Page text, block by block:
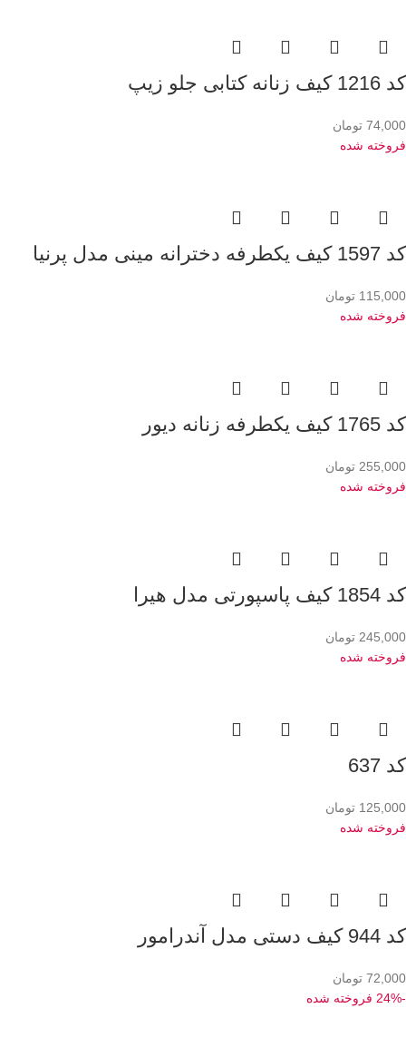
کد 1216 کیف زنانه کتابی جلو زیپ
74,000 تومان
فروخته شده
کد 1597 کیف یکطرفه دخترانه مینی مدل پرنیا
115,000 تومان
فروخته شده
کد 1765 کیف یکطرفه زنانه دیور
255,000 تومان
فروخته شده
کد 1854 کیف پاسپورتی مدل هیرا
245,000 تومان
فروخته شده
کد 637
125,000 تومان
فروخته شده
کد 944 کیف دستی مدل آندرامور
72,000 تومان
-24%
فروخته شده